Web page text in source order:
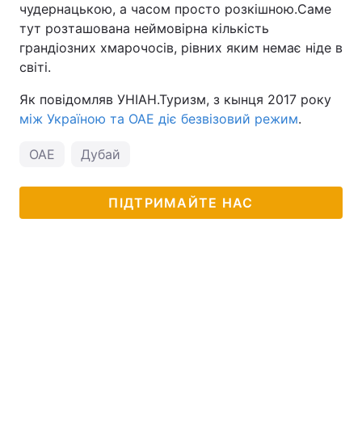
чудернацькою, а часом просто розкішною.Саме
тут розташована неймовірна кількість
грандіозних хмарочосів, рівних яким немає ніде в
світі.
Як повідомляв УНІАН.Туризм, з кынця 2017 року
між Україною та ОАЕ діє безвізовий режим.
ОАЕ Дубай
ПІДТРИМАЙТЕ НАС